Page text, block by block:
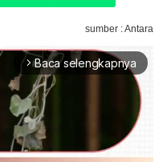
sumber : Antara
arrow_forward_ios Baca selengkapnya